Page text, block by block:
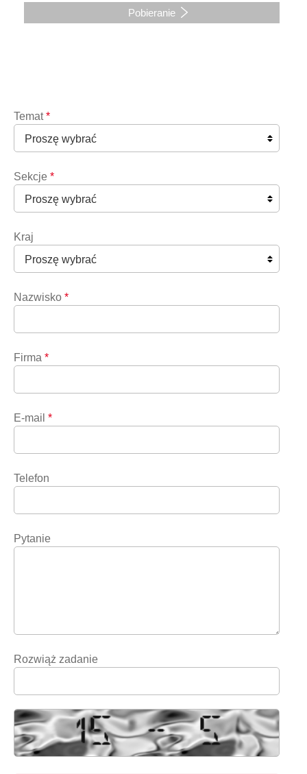
Pobieranie
Temat *
Sekcje *
Kraj
Nazwisko *
Firma *
E-mail *
Telefon
Pytanie
Rozwiąż zadanie